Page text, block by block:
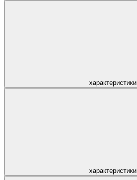
характеристики
характеристики